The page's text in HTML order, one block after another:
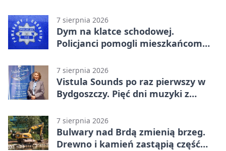
Bydgoszczanie wywieźli punkt z
Wronek
7 sierpnia 2026
Dym na klatce schodowej.
Policjanci pomogli mieszkańcom
7 sierpnia 2026
Vistula Sounds po raz pierwszy w
Bydgoszczy. Pięć dni muzyki z
7 sierpnia 2026
Bulwary nad Brdą zmienią brzeg.
Drewno i kamień zastąpią część